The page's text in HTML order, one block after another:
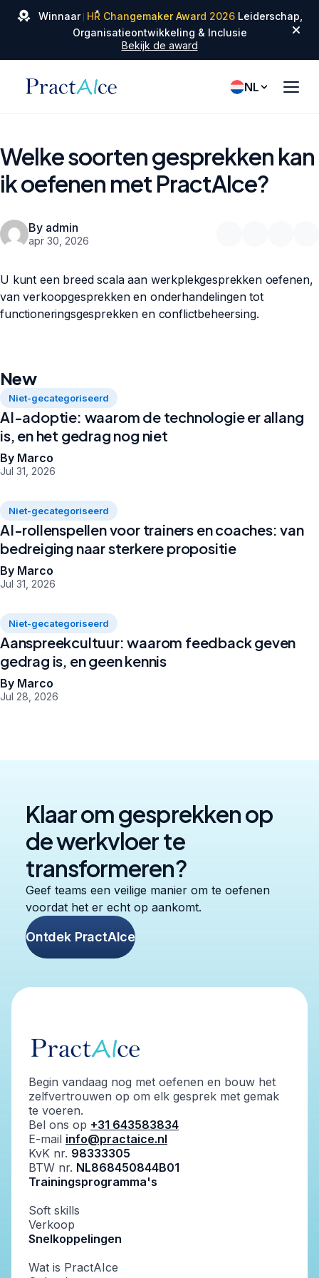
Winnaar HR Changemaker Award 2026
✦
✦
✦
Leiderschap,
Organisatieontwikkeling & Inclusie
Bekijk de award
NL
Welke soorten gesprekken kan
ik oefenen met PractAIce?
By admin
apr 30, 2026
U kunt een breed scala aan werkplekgesprekken oefenen,
van verkoopgesprekken en onderhandelingen tot
functioneringsgesprekken en conflictbeheersing.
New
Niet-gecategoriseerd
AI-adoptie: waarom de technologie er allang
is, en het gedrag nog niet
By Marco
Jul 31, 2026
Niet-gecategoriseerd
AI-rollenspellen voor trainers en coaches: van
bedreiging naar sterkere propositie
By Marco
Jul 31, 2026
Niet-gecategoriseerd
Aanspreekcultuur: waarom feedback geven
gedrag is, en geen kennis
By Marco
Jul 28, 2026
Klaar om gesprekken op
de werkvloer te
transformeren?
Geef teams een veilige manier om te oefenen
voordat het er echt op aankomt.
Ontdek PractAIce
Begin vandaag nog met oefenen en bouw het
zelfvertrouwen op om elk gesprek met gemak
te voeren.
Bel ons op +31 643583834
E-mail info@practaice.nl
KvK nr. 98333305
BTW nr. NL868450844B01
Trainingsprogramma's
Soft skills
Verkoop
Snelkoppelingen
Wat is PractAIce